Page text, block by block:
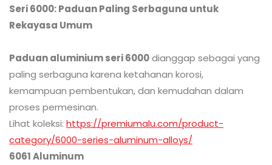
Seri 6000: Paduan Paling Serbaguna untuk
Rekayasa Umum
Paduan aluminium seri 6000dianggap sebagai yang
paling serbaguna karena ketahanan korosi,
kemampuan pembentukan, dan kemudahan dalam
proses permesinan.
Lihat koleksi: https://premiumalu.com/product-
category/6000-series-aluminum-alloys/
6061 Aluminum